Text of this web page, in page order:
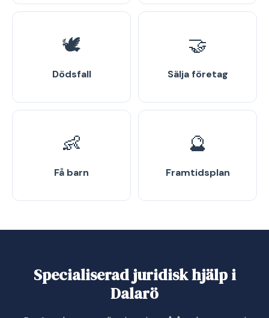
🕊️
Dödsfall
🤝
Sälja företag
👶
Få barn
🔮
Framtidsplan
Specialiserad juridisk hjälp i
Dalarö